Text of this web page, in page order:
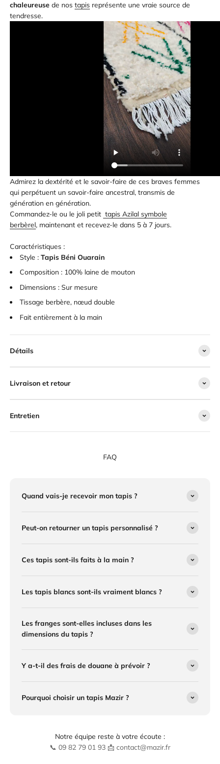
chaleureuse de nos tapis représente une vraie source de
tendresse.
Admirez la dextérité et le savoir-faire de ces braves femmes
qui perpétuent un savoir-faire ancestral, transmis de
génération en génération.
Commandez-le ou le joli petit tapis Azilal symbole
berbèrel, maintenant et recevez-le dans 5 à 7 jours.
Caractéristiques :
Style : Tapis Béni Ouarain
Composition : 100% laine de mouton
Dimensions : Sur mesure
Tissage berbère, nœud double
Fait entièrement à la main
Détails
Livraison et retour
Entretien
FAQ
Quand vais-je recevoir mon tapis ?
Peut-on retourner un tapis personnalisé ?
Ces tapis sont-ils faits à la main ?
Les tapis blancs sont-ils vraiment blancs ?
Les franges sont-elles incluses dans les
dimensions du tapis ?
Y a-t-il des frais de douane à prévoir ?
Pourquoi choisir un tapis Mazir ?
Notre équipe reste à votre écoute :
📞 09 82 79 01 93 📩 contact@mazir.fr